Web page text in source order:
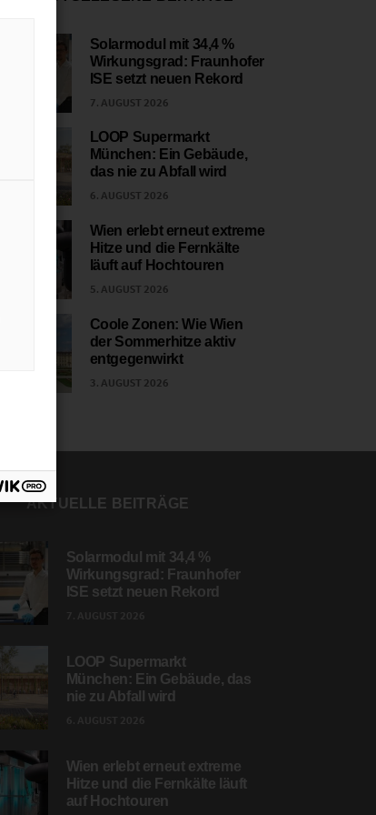
Solarmodul mit 34,4 %
Wirkungsgrad: Fraunhofer
ISE setzt neuen Rekord
7. AUGUST 2026
LOOP Supermarkt
München: Ein Gebäude,
das nie zu Abfall wird
6. AUGUST 2026
Wien erlebt erneut extreme
Hitze und die Fernkälte
läuft auf Hochtouren
5. AUGUST 2026
Coole Zonen: Wie Wien
der Sommerhitze aktiv
entgegenwirkt
3. AUGUST 2026
AKTUELLE BEITRÄGE
Solarmodul mit 34,4 %
Wirkungsgrad: Fraunhofer
ISE setzt neuen Rekord
LOOP Supermarkt
München: Ein Gebäude, das
nie zu Abfall wird
Wien erlebt erneut extreme
Hitze und die Fernkälte läuft
auf Hochtouren